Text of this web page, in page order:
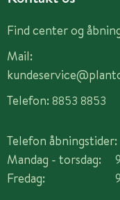
Find center og
Mail:
Telefon: 8853 8853
Telefon åbningstider:
Mandag - torsdag:
Fredag: